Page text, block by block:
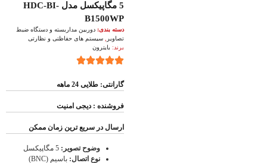
5 مگاپیکسل مدل HDC-BI-
B1500WP
دسته بندی:دوربین مداربسته و دستگاه ضبط
تصاویر
,سیستم های حفاظتی و نظارتی
برند: بایترون
گارانتی: طلایی 24 ماهه
فروشنده : دیجی امنیت
ارسال در سریع ترین زمان ممکن
وضوح تصویر:5 مگاپیکسل
نوع اتصال:باسیم (BNC)